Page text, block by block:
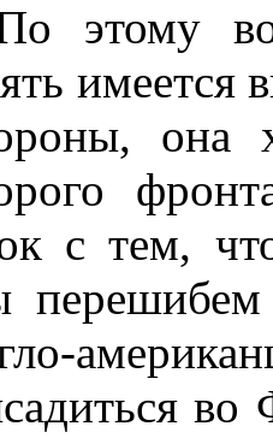
этому
имеется
она
с тем,
перешибем
во